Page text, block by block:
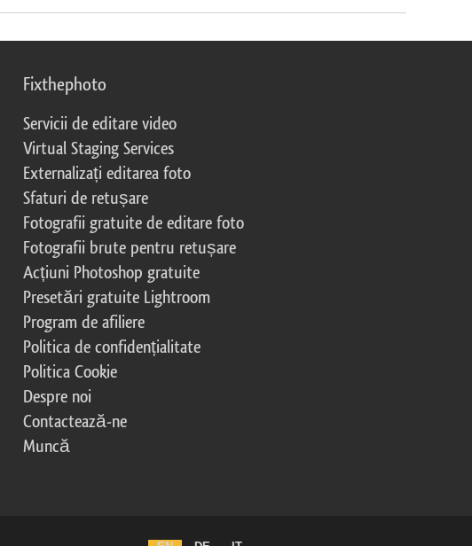
Fixthephoto
Servicii de editare video
Virtual Staging Services
Externalizați editarea foto
Sfaturi de retușare
Fotografii gratuite de editare foto
Fotografii brute pentru retușare
Acțiuni Photoshop gratuite
Presetări gratuite Lightroom
Program de afiliere
Politica de confidențialitate
Politica Cookie
Despre noi
Contactează-ne
Muncă